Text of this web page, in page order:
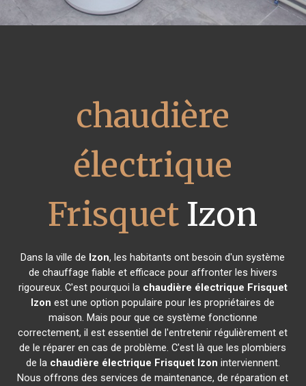
chaudière
électrique
Frisquet Izon
Dans la ville de Izon, les habitants ont besoin d'un système
de chauffage fiable et efficace pour affronter les hivers
rigoureux. C'est pourquoi la chaudière électrique Frisquet
Izon est une option populaire pour les propriétaires de
maison. Mais pour que ce système fonctionne
correctement, il est essentiel de l'entretenir régulièrement et
de le réparer en cas de problème. C'est là que les plombiers
de la chaudière électrique Frisquet Izon interviennent.
Nous offrons des services de maintenance, de réparation et